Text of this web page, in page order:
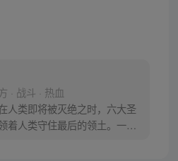
· 战斗 · 热血
人类即将被灭绝之时，六大圣
着人类守住最后的领土。一名